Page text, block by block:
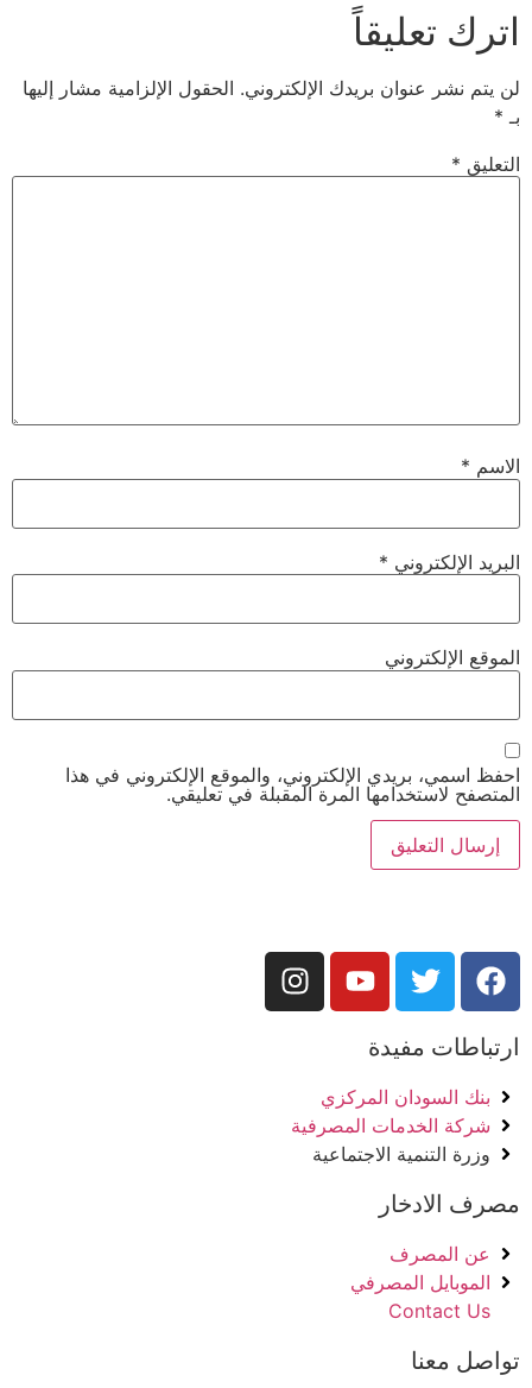
اترك تعليقاً
لن يتم نشر عنوان بريدك الإلكتروني. الحقول الإلزامية مشار إليها
بـ *
التعليق *
الاسم *
البريد الإلكتروني *
الموقع الإلكتروني
احفظ اسمي، بريدي الإلكتروني، والموقع الإلكتروني في هذا
المتصفح لاستخدامها المرة المقبلة في تعليقي.
ارتباطات مفيدة
بنك السودان المركزي
شركة الخدمات المصرفية
وزرة التنمية الاجتماعية
مصرف الادخار
عن المصرف
الموبايل المصرفي
Contact Us
تواصل معنا